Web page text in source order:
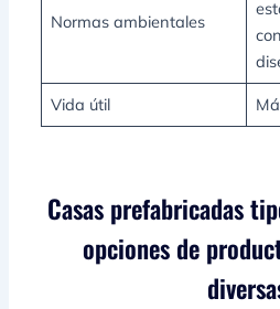
Normas ambientales
Vida útil
Casas prefabricadas
opciones de